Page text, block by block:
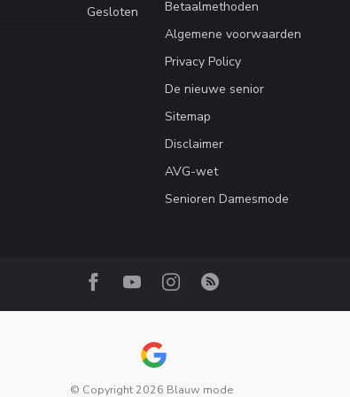
Gesloten
Betaalmethoden
Algemene voorwaarden
Privacy Policy
De nieuwe senior
Sitemap
Disclaimer
AVG-wet
Senioren Damesmode
© Copyright 2026 Blauw mode